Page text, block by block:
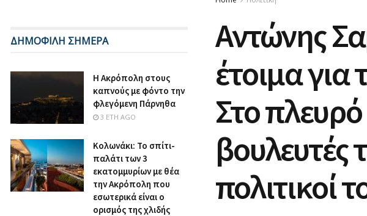
Αντώνης
έτοιμα για
Στο
βουλευτές
πολιτικοί
ΔΗΜΟΦΙΛΗ ΣΗΜΕΡΑ
Η Ακρόπολη στους
καπνούς με φόντο την
φλεγόμενη Πάρνηθα
3 ΈΤΗ AGO
Κολωνάκι: Το σπίτι-
παλάτι των 3
εκατομμυρίων με θέα
την Ακρόπολη που
εσωτερικά είναι ο
ορισμός της χλιδής